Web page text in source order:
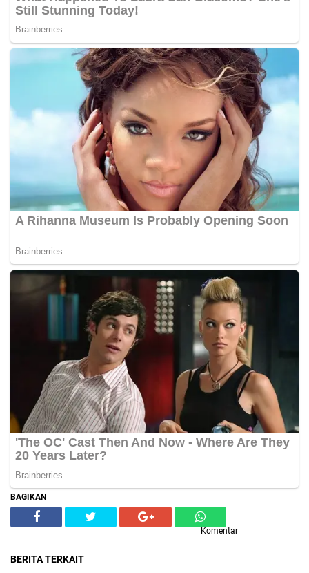
BAGIKAN
Komentar
BERITA TERKAIT